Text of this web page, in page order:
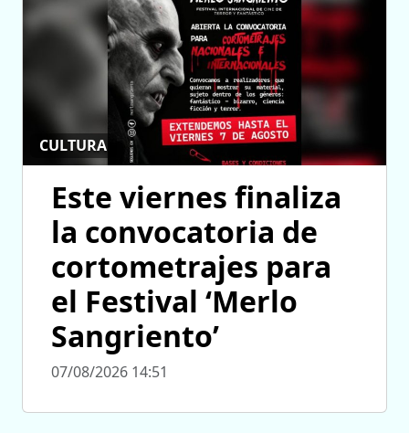
CULTURA
Este viernes finaliza
la convocatoria de
cortometrajes para
el Festival ‘Merlo
Sangriento’
07/08/2026 14:51